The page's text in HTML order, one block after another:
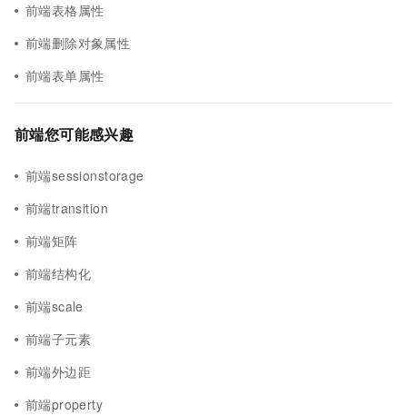
前端表格属性
前端删除对象属性
前端表单属性
前端您可能感兴趣
前端sessionstorage
前端transition
前端矩阵
前端结构化
前端scale
前端子元素
前端外边距
前端property